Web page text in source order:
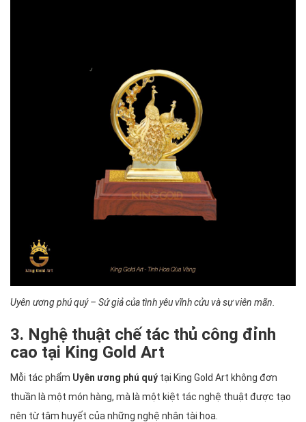
Uyên ương phú quý – Sứ giả của tình yêu vĩnh cửu và sự viên mãn.
3. Nghệ thuật chế tác thủ công đỉnh
cao tại King Gold Art
Mỗi tác phẩm Uyên ương phú quý tại King Gold Art không đơn
thuần là một món hàng, mà là một kiệt tác nghệ thuật được tạo
nên từ tâm huyết của những nghệ nhân tài hoa.